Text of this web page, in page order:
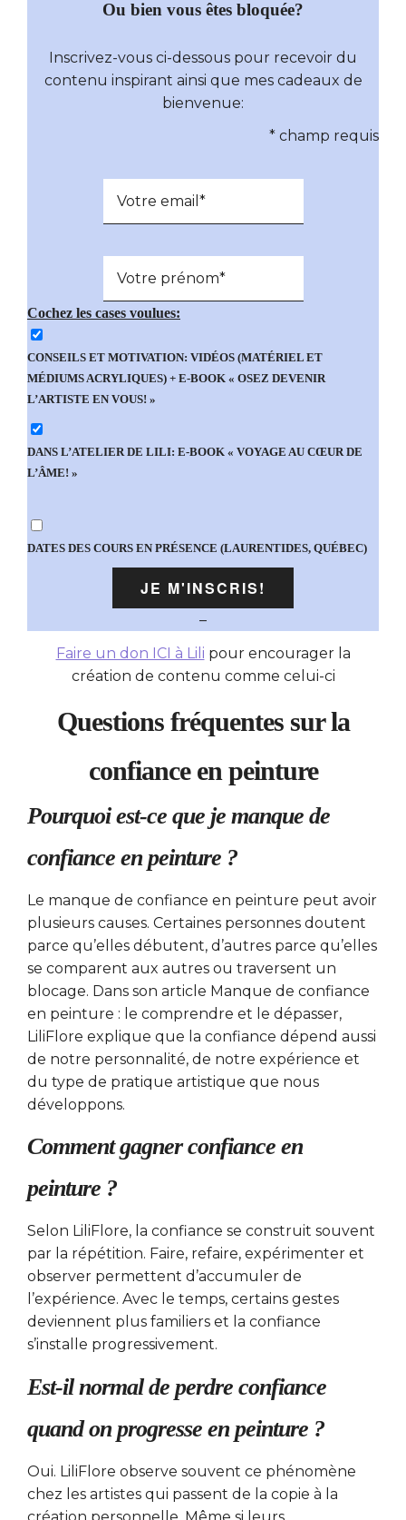
Ou bien vous êtes bloquée?
Inscrivez-vous ci-dessous pour recevoir du
contenu inspirant ainsi que mes cadeaux de
bienvenue:
* champ requis
Cochez les cases voulues:
CONSEILS ET MOTIVATION: VIDÉOS (MATÉRIEL ET
MÉDIUMS ACRYLIQUES) + E-BOOK « OSEZ DEVENIR
L’ARTISTE EN VOUS! »
DANS L’ATELIER DE LILI: E-BOOK « VOYAGE AU CŒUR DE
L’ÂME! »
DATES DES COURS EN PRÉSENCE (LAURENTIDES, QUÉBEC)
–
Faire un don ICI à Lili pour encourager la
création de contenu comme celui-ci
Questions fréquentes sur la
confiance en peinture
Pourquoi est-ce que je manque de
confiance en peinture ?
Le manque de confiance en peinture peut avoir
plusieurs causes. Certaines personnes doutent
parce qu’elles débutent, d’autres parce qu’elles
se comparent aux autres ou traversent un
blocage. Dans son article Manque de confiance
en peinture : le comprendre et le dépasser,
LiliFlore explique que la confiance dépend aussi
de notre personnalité, de notre expérience et
du type de pratique artistique que nous
développons.
Comment gagner confiance en
peinture ?
Selon LiliFlore, la confiance se construit souvent
par la répétition. Faire, refaire, expérimenter et
observer permettent d’accumuler de
l’expérience. Avec le temps, certains gestes
deviennent plus familiers et la confiance
s’installe progressivement.
Est-il normal de perdre confiance
quand on progresse en peinture ?
Oui. LiliFlore observe souvent ce phénomène
chez les artistes qui passent de la copie à la